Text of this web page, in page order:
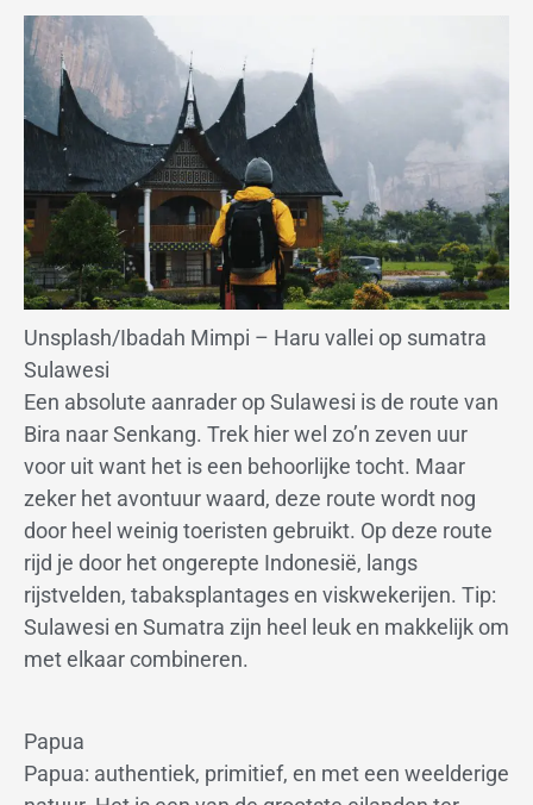
Unsplash/Ibadah Mimpi – Haru vallei op sumatra
Sulawesi
Een absolute aanrader op Sulawesi is de route van
Bira naar Senkang. Trek hier wel zo’n zeven uur
voor uit want het is een behoorlijke tocht. Maar
zeker het avontuur waard, deze route wordt nog
door heel weinig toeristen gebruikt. Op deze route
rijd je door het ongerepte Indonesië, langs
rijstvelden, tabaksplantages en viskwekerijen. Tip:
Sulawesi en Sumatra zijn heel leuk en makkelijk om
met elkaar combineren.
Papua
Papua: authentiek, primitief, en met een weelderige